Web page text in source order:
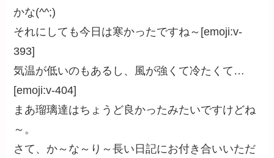
かな(^^;)
それにしても今日は寒かったですね～[emoji:v-
393]
気温が低いのもあるし、風が強くて冷たくて…
[emoji:v-404]
まあ瑠璃達はちょうど良かったみたいですけどね
～。
さて、か～な～り～長い日記にお付き合いいただ